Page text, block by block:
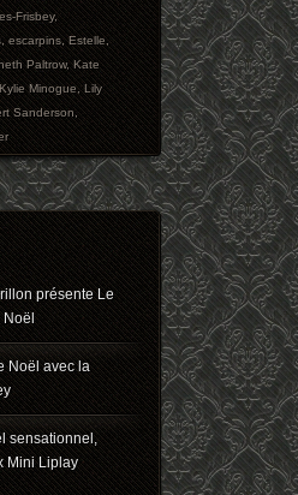
Frisbey,
,escarpins,Estelle,
Paltrow,Kate
Kylie Minogue,Lily
Sanderson,
présente Le
Noël avec la
sensationnel,
Mini Liplay